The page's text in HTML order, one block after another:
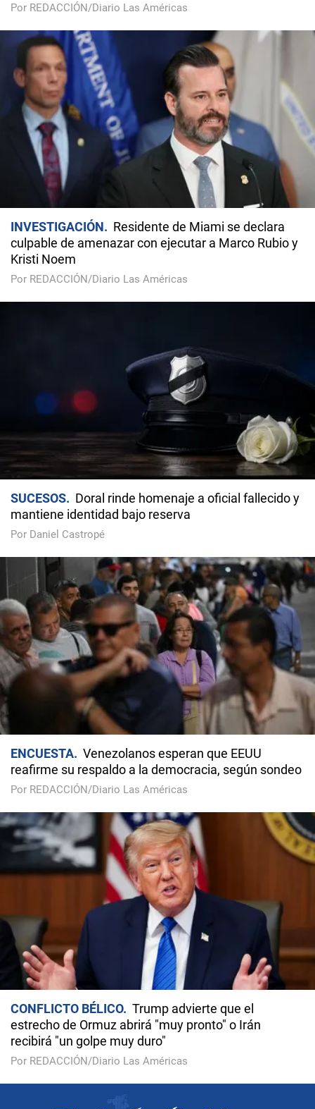
Por REDACCIÓN/Diario Las Américas
INVESTIGACIÓN
Residente de Miami se declara
culpable de amenazar con ejecutar a Marco Rubio y
Kristi Noem
Por REDACCIÓN/Diario Las Américas
SUCESOS
Doral rinde homenaje a oficial fallecido y
mantiene identidad bajo reserva
Por Daniel Castropé
ENCUESTA
Venezolanos esperan que EEUU
reafirme su respaldo a la democracia, según sondeo
Por REDACCIÓN/Diario Las Américas
CONFLICTO BÉLICO
Trump advierte que el
estrecho de Ormuz abrirá "muy pronto" o Irán
recibirá "un golpe muy duro"
Por REDACCIÓN/Diario Las Américas